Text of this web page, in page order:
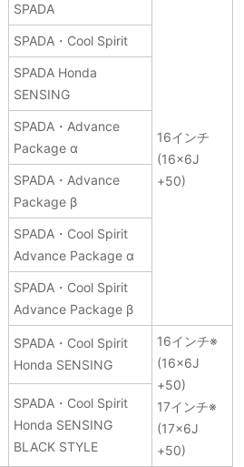
SPADA
16インチ
(16×6J
+50)
SPADA・Cool Spirit
SPADA Honda
SENSING
SPADA・Advance
Package α
SPADA・Advance
Package β
SPADA・Cool Spirit
Advance Package α
SPADA・Cool Spirit
Advance Package β
SPADA・Cool Spirit
Honda SENSING
16インチ※
(16×6J
+50)
17インチ※
(17×6J
+50)
SPADA・Cool Spirit
Honda SENSING
BLACK STYLE